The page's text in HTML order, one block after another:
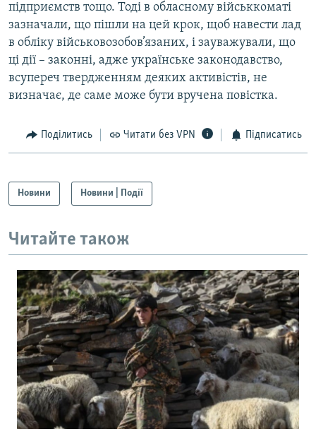
підприємств тощо. Тоді в обласному військкоматі
зазначали, що пішли на цей крок, щоб навести лад
в обліку військовозобов’язаних, і зауважували, що
ці дії – законні, адже українське законодавство,
всупереч твердженням деяких активістів, не
визначає, де саме може бути вручена повістка.
Поділитись Читати без VPN Підписатись
Новини Новини | Події
Читайте також